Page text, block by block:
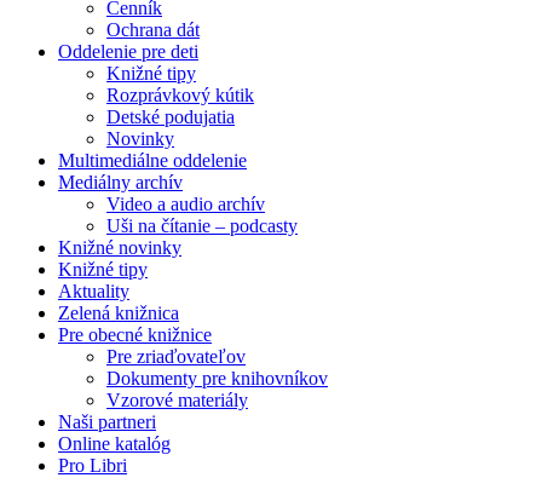
Cenník
Ochrana dát
Oddelenie pre deti
Knižné tipy
Rozprávkový kútik
Detské podujatia
Novinky
Multimediálne oddelenie
Mediálny archív
Video a audio archív
Uši na čítanie – podcasty
Knižné novinky
Knižné tipy
Aktuality
Zelená knižnica
Pre obecné knižnice
Pre zriaďovateľov
Dokumenty pre knihovníkov
Vzorové materiály
Naši partneri
Online katalóg
Pro Libri